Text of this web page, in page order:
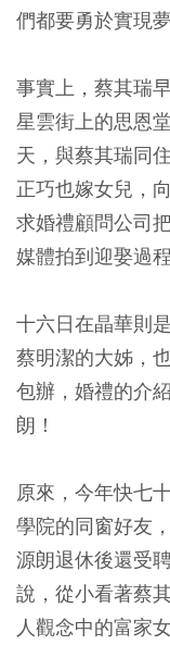
們都要勇於實現
事實上，蔡其瑞
星雲街上的思恩
天，與蔡其瑞同
正巧也嫁女兒，
求婚禮顧問公司
媒體拍到迎娶過程
十六日在晶華則
蔡明潔的大姊，
包辦，婚禮的介
朗！
原來，今年快七
學院的同窗好友
源朗退休後還受
說，從小看著蔡
人觀念中的富家